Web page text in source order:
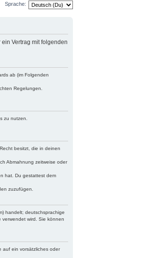
Sprache:
ein Vertrag mit folgenden
ab (im Folgenden
Regelungen.
zu nutzen.
besitzt, die in deinen
Abmahnung zeitweise oder
hat. Du gestattest dem
zuzufügen.
handelt; deutschsprachige
wird. Sie können
auf ein vorsätzliches oder